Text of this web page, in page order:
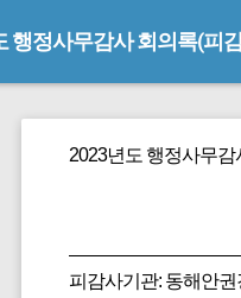
행정사무감사 회의록(피
2023년도 행정사무감
피감사기관: 동해안